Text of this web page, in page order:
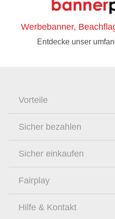
Werbebanner,
Entdecke unser
Vorteile
Sicher bezahlen
Sicher einkaufen
Fairplay
Hilfe & Kontakt